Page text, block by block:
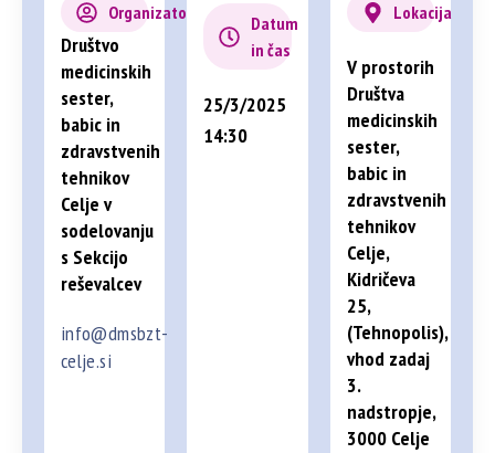
Organizator
Društvo
medicinskih
sester,
babic in
zdravstvenih
tehnikov
Celje v
sodelovanju
s Sekcijo
reševalcev
info@dmsbzt-
celje.si
Datum
in čas
25/3/2025
14:30
Lokacija
V prostorih
Društva
medicinskih
sester,
babic in
zdravstvenih
tehnikov
Celje,
Kidričeva
25,
(Tehnopolis),
vhod zadaj
3.
nadstropje,
3000 Celje